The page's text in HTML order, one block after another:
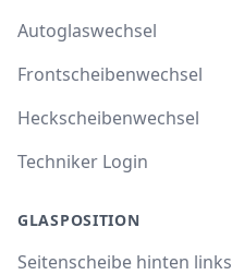
Autoglaswechsel
Frontscheibenwechsel
Heckscheibenwechsel
Techniker Login
GLASPOSITION
Seitenscheibe hinten links